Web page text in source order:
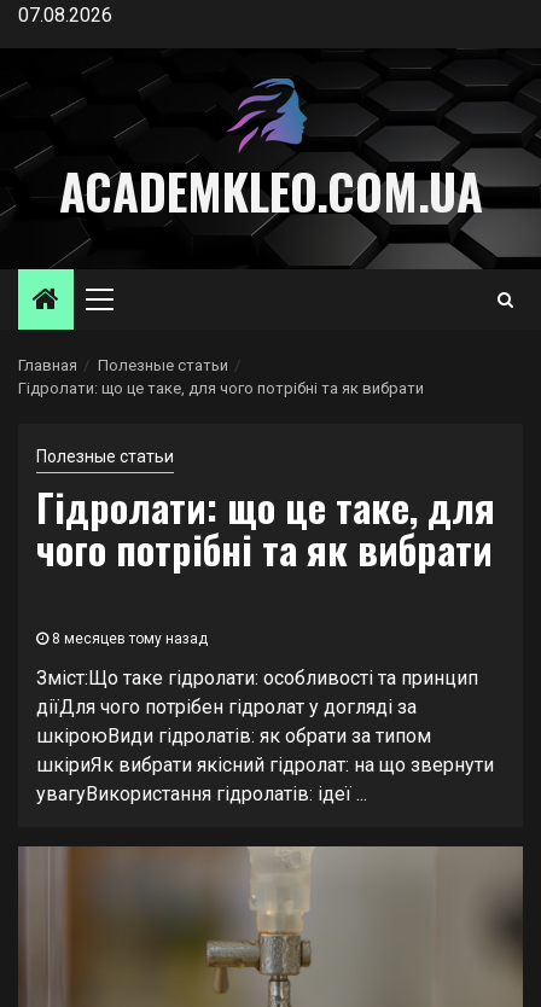
Перейти
содержимому
07.08.2026
ACADEMKLEO.COM.UA
Основное
Главная
Полезные статьи
Гідролати: що це таке, для чого потрібні та як вибрати
Полезные статьи
Гідролати: що це таке, для
чого потрібні та як вибрати
8 месяцев тому назад
Зміст:Що таке гідролати: особливості та принцип
діїДля чого потрібен гідролат у догляді за
шкіроюВиди гідролатів: як обрати за типом
шкіриЯк вибрати якісний гідролат: на що звернути
увагуВикористання гідролатів: ідеї ...